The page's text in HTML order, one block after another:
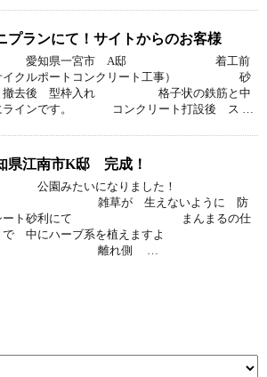
プランにて！サイトからのお客様
知県一宮市 A邸 着工前
イクルポートコンクリート工事） 砂
去後 型枠入れ 格子状の鉄筋と中
ラインです。 コンクリート打設後 ス …
県江南市K邸 完成！
園みたいになりました！
草が 生えないように 防
ート砂利にて まんまるの仕
で 中にハーブ系を植えますよ
れ側 …